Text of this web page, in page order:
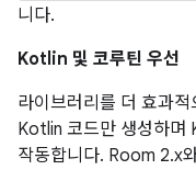
니다.
Kotlin 및 코루틴 우선
라이브러리를 더 효과
Kotlin 코드만 생성하
작동합니다. Room 2.x